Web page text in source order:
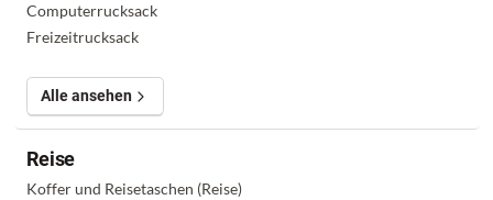
Computerrucksack
Freizeitrucksack
Alle ansehen
Reise
Koffer und Reisetaschen (Reise)